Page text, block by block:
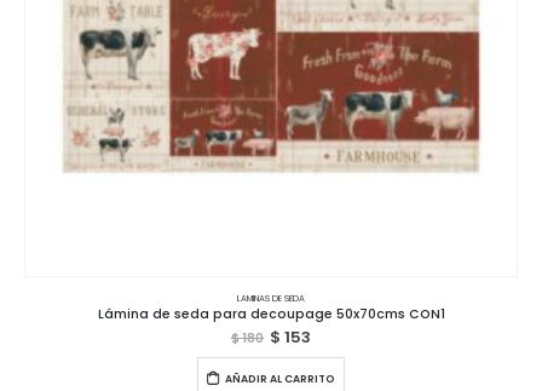
LAMINAS DE SEDA
Lámina de seda para decoupage 50x70cms CON1
$180 $ 153
AÑADIR AL CARRITO